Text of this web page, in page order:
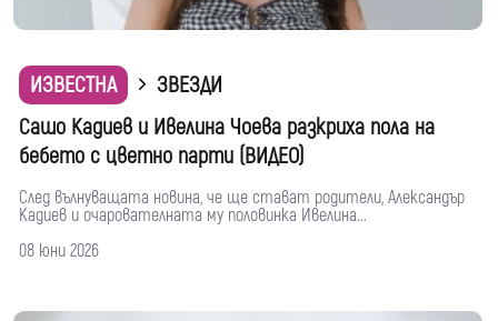
ИЗВЕСТНА
ЗВЕЗДИ
Сашо Кадиев и Ивелина Чоева разкриха пола на
бебето с цветно парти (ВИДЕО)
След вълнуващата новина, че ще стават родители, Александър
Кадиев и очарователната му половинка Ивелина...
08 юни 2026